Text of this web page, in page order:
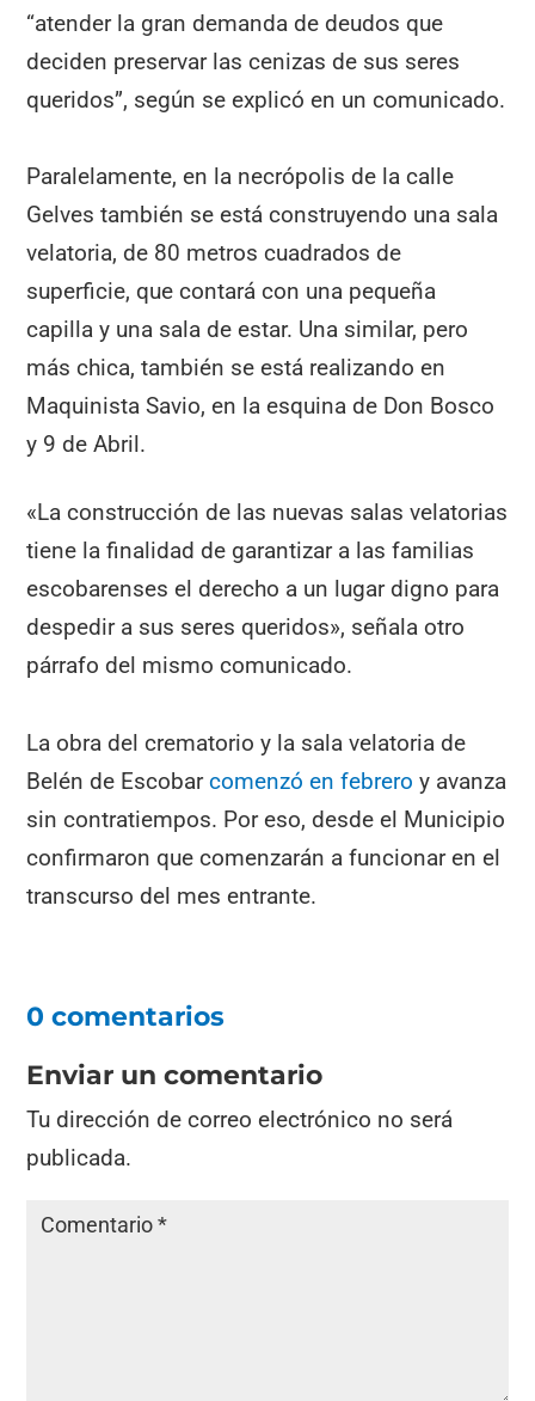
“atender la gran demanda de deudos que
deciden preservar las cenizas de sus seres
queridos”, según se explicó en un comunicado.
Paralelamente, en la necrópolis de la calle
Gelves también se está construyendo una sala
velatoria, de 80 metros cuadrados de
superficie, que contará con una pequeña
capilla y una sala de estar. Una similar, pero
más chica, también se está realizando en
Maquinista Savio, en la esquina de Don Bosco
y 9 de Abril.
«La construcción de las nuevas salas velatorias
tiene la finalidad de garantizar a las familias
escobarenses el derecho a un lugar digno para
despedir a sus seres queridos», señala otro
párrafo del mismo comunicado.
La obra del crematorio y la sala velatoria de
Belén de Escobarcomenzó en febrero y avanza
sin contratiempos. Por eso, desde el Municipio
confirmaron que comenzarán a funcionar en el
transcurso del mes entrante.
0 comentarios
Enviar un comentario
Tu dirección de correo electrónico no será
publicada.